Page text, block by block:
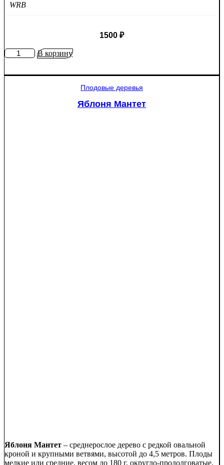
WRB
1500 ₽
КоличествоВ корзину
Плодовые деревья
Яблоня Мантет
Яблоня Мантет – среднерослое дерево с редкой овальной
кроной и крупными ветвями, высотой до 4,5 метров. Плоды
мелкие или средние, весом до 180 г, округло-продолговатые,